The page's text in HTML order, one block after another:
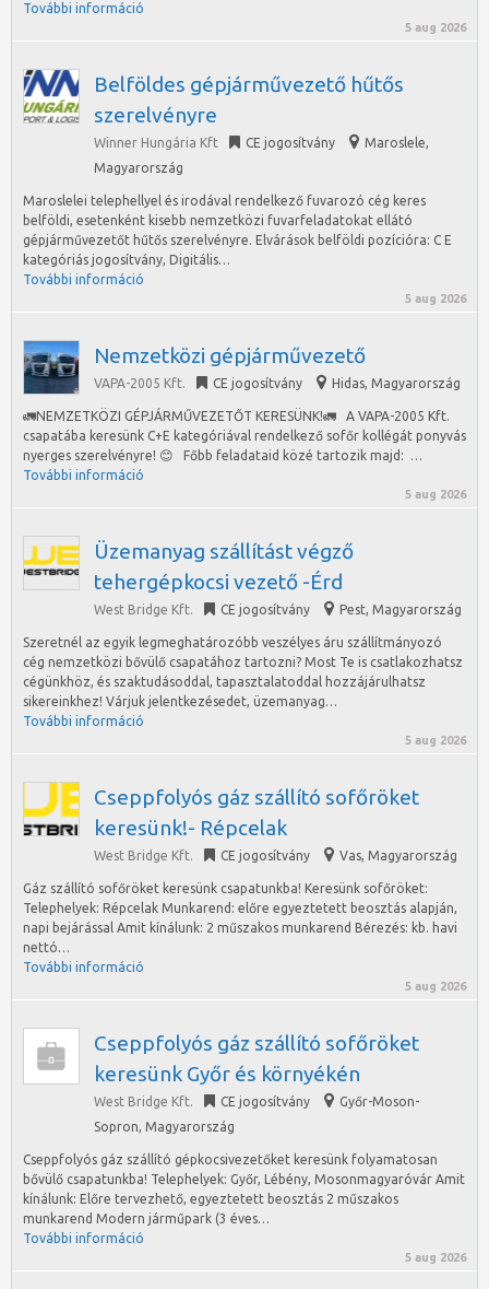
További információ
5 aug 2026
Belföldes gépjárművezető hűtős
szerelvényre
Winner Hungária Kft CE jogosítvány Maroslele,
Magyarország
Maroslelei telephellyel és irodával rendelkező fuvarozó cég keres
belföldi, esetenként kisebb nemzetközi fuvarfeladatokat ellátó
gépjárművezetőt hűtős szerelvényre. Elvárások belföldi pozícióra: C E
kategóriás jogosítvány, Digitális…
További információ
5 aug 2026
Nemzetközi gépjárművezető
VAPA-2005 Kft. CE jogosítvány Hidas, Magyarország
🚛NEMZETKÖZI GÉPJÁRMŰVEZETŐT KERESÜNK!🚛 A VAPA-2005 Kft.
csapatába keresünk C+E kategóriával rendelkező sofőr kollégát ponyvás
nyerges szerelvényre! 😊 Főbb feladataid közé tartozik majd: …
További információ
5 aug 2026
Üzemanyag szállítást végző
tehergépkocsi vezető -Érd
West Bridge Kft. CE jogosítvány Pest, Magyarország
Szeretnél az egyik legmeghatározóbb veszélyes áru szállítmányozó
cég nemzetközi bővülő csapatához tartozni? Most Te is csatlakozhatsz
cégünkhöz, és szaktudásoddal, tapasztalatoddal hozzájárulhatsz
sikereinkhez! Várjuk jelentkezésedet, üzemanyag…
További információ
5 aug 2026
Cseppfolyós gáz szállító sofőröket
keresünk!- Répcelak
West Bridge Kft. CE jogosítvány Vas, Magyarország
Gáz szállító sofőröket keresünk csapatunkba! Keresünk sofőröket:
Telephelyek: Répcelak Munkarend: előre egyeztetett beosztás alapján,
napi bejárással Amit kínálunk: 2 műszakos munkarend Bérezés: kb. havi
nettó…
További információ
5 aug 2026
Cseppfolyós gáz szállító sofőröket
keresünk Győr és környékén
West Bridge Kft. CE jogosítvány
Győr-Moson-
Sopron, Magyarország
Cseppfolyós gáz szállító gépkocsivezetőket keresünk folyamatosan
bővülő csapatunkba! Telephelyek: Győr, Lébény, Mosonmagyaróvár Amit
kínálunk: Előre tervezhető, egyeztetett beosztás 2 műszakos
munkarend Modern járműpark (3 éves…
További információ
5 aug 2026